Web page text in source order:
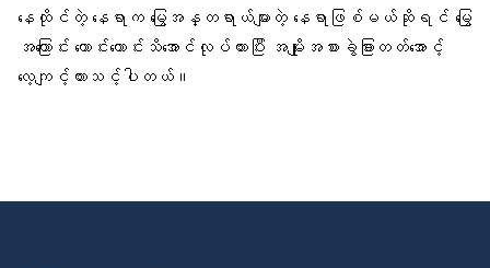
နေထိုင်တဲ့ နေရာက မြွေအန္တရာယ်များတဲ့ နေရာဖြစ်မယ်ဆိုရင် မြွေ
အကြောင် း ကောင်းကောင်းသိအောင်လုပ်ထားပြီး အမျိုးအစားခွဲခြားတတ်အောင့်
လေ့ကျင့်ထားသင့်ပါတယ်။